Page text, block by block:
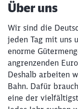
Über uns
Wir sind die
jeden Tag mit uns
enorme
angrenzenden
Deshalb arbeiten
Bahn. Dafür
eine der